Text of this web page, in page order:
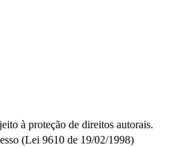
à proteção de direitos autorais.
(Lei 9610 de 19/02/1998)